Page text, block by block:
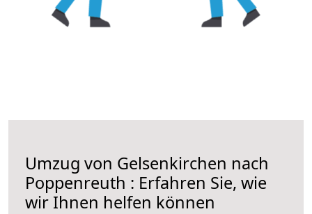
Umzug von Gelsenkirchen nach
Poppenreuth : Erfahren Sie, wie
wir Ihnen helfen können